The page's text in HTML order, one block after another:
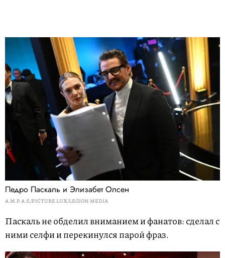
Педро Паскаль и Элизабет Олсен
A.M.P.A.S./PICTURE LUX/LEGION-MEDIA
Паскаль не обделил вниманием и фанатов: сделал с
ними селфи и перекинулся парой фраз.